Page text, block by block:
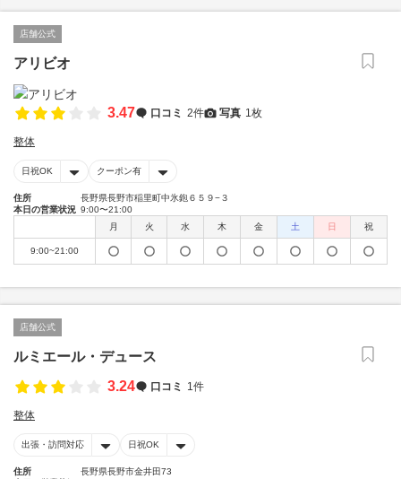
店舗公式
アリビオ
3.47 口コミ 2件 写真 1枚
整体
日祝OK クーポン有
住所
長野県長野市稲里町中氷鉋６５９−３
本日の営業状況 9:00〜21:00
月
火 水 木 金 土 日 祝
9:00~21:00
店舗公式
ルミエール・デュース
3.24
口コミ 1件
整体
出張・訪問対応 日祝OK
住所
長野県長野市金井田73